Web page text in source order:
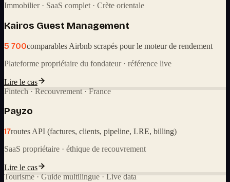
Immobilier · SaaS complet · Crète orientale
Kairos Guest Management
5 700comparables Airbnb scrapés pour le moteur de rendement
Plateforme propriétaire du fondateur · référence live
Lire le cas
Fintech · Recouvrement · France
Payzo
17routes API (factures, clients, pipeline, LRE, billing)
SaaS propriétaire · éthique de recouvrement
Lire le cas
Tourisme · Guide multilingue · Live data